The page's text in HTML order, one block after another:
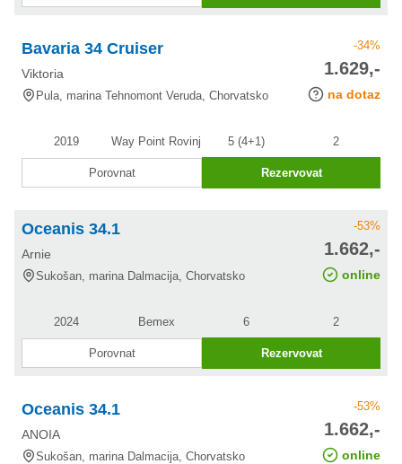
Bavaria 34 Cruiser
Viktoria
Pula, marina Tehnomont Veruda, Chorvatsko
2019 Way Point Rovinj 5 (4+1) 2
cena po
slevě
-34%
1.629,-
na dotaz
Porovnat Rezervovat
Oceanis 34.1
Arnie
Sukošan, marina Dalmacija, Chorvatsko
2024 Bemex 6 2
cena po
slevě
-53%
1.662,-
online
Porovnat Rezervovat
Oceanis 34.1
ANOIA
Sukošan, marina Dalmacija, Chorvatsko
cena po
slevě
-53%
1.662,-
online